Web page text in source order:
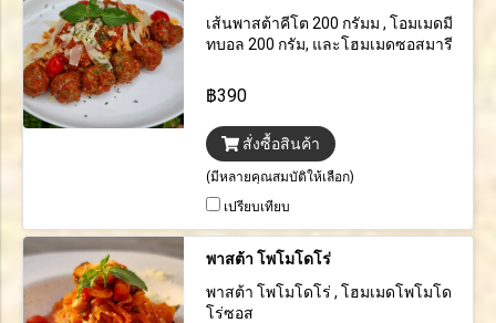
เส้นพาสต้าคีโต 200 กรัมม , โอมเมดมี
ทบอล 200 กรัม, และโฮมเมดซอสมารี
฿390
สั่งซื้อสินค้า
(มีหลายคุณสมบัติให้เลือก)
เปรียบเทียบ
พาสต้า โพโมโดโร่
พาสต้า โพโมโดโร่ , โฮมเมดโพโมโด
โร่ซอส